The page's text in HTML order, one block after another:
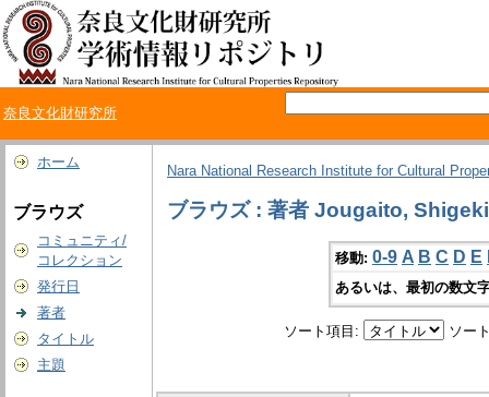
奈良文化財研究所
ホーム
ブラウズ
コミュニティ/
コレクション
発行日
著者
タイトル
主題
Nara National Research Institute for Cultural
ブラウズ : 著者 Jougaito, Shigeki
移動: 0-9 A B C D E
あるいは、最初の数文
ソート項目: ソー